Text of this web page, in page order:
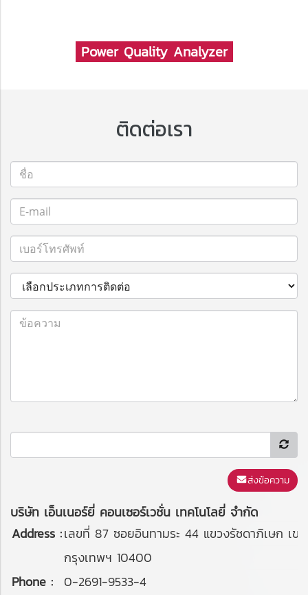
Power Quality Analyzer
ติดต่อเรา
ส่งข้อความ
บริษัท เอ็นเนอร์ยี่ คอนเซอร์เวชั่น เทคโนโลยี่ จำกัด
Address :เลขที่ 87 ซอยอินทามระ 44 แขวงรัชดาภิเษก เข
กรุงเทพฯ 10400
Phone :
0-2691-9533-4